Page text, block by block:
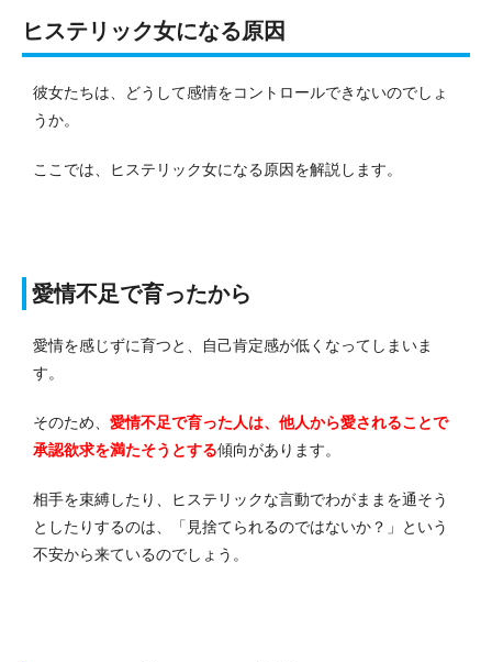
ヒステリック女になる原因
彼女たちは、どうして感情をコントロールできないのでしょ
うか。
ここでは、ヒステリック女になる原因を解説します。
愛情不足で育ったから
愛情を感じずに育つと、自己肯定感が低くなってしまいま
す。
そのため、 愛情不足で育った人は、他人から愛されることで
承認欲求を満たそうとする傾向があります。
相手を束縛したり、ヒステリックな言動でわがままを通そう
としたりするのは、「見捨てられるのではないか？」という
不安から来ているのでしょう。